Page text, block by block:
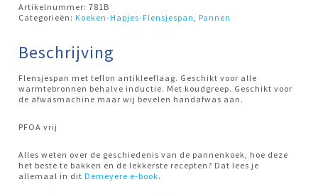
Artikelnummer:781B
Categorieën:Koeken-Hapjes-Flensjespan ,Pannen
Beschrijving
Flensjespan met teflon antikleeflaag. Geschikt voor alle
warmtebronnen behalve inductie. Met koudgreep. Geschikt voor
de afwasmachine maar wij bevelen handafwas aan.
PFOA vrij
Alles weten over de geschiedenis van de pannenkoek, hoe deze
het beste te bakken en de lekkerste recepten? Dat lees je
allemaal in ditDemeyere e-book.